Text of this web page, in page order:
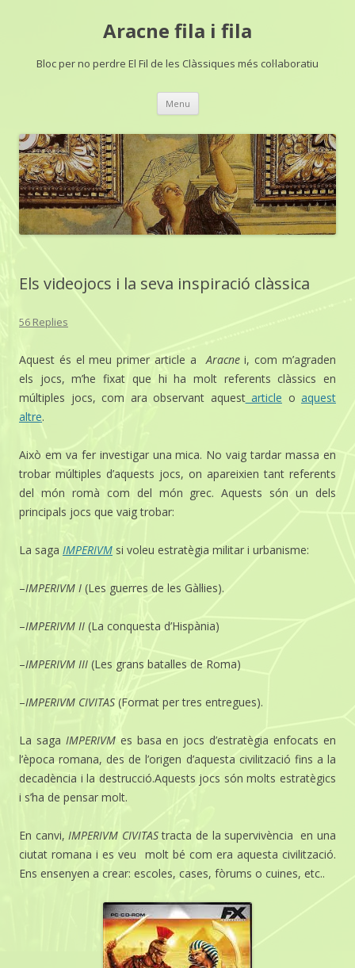
Aracne fila i fila
Bloc per no perdre El Fil de les Clàssiques més col·laboratiu
Menu Skip
Els videojocs i la seva inspiració clàssica
56 Replies
Aquest és el meu primer article a Aracnei, com m’agraden
els jocs, m’he fixat que hi ha molt referents clàssics en
múltiples jocs, com ara observant aquestarticle o aquest
altre.
Això em va fer investigar una mica. No vaig tardar massa en
trobar múltiples d’aquests jocs, on apareixien tant referents
del món romà com del món grec. Aquests són un dels
principals jocs que vaig trobar:
La saga IMPERIVM si voleu estratègia militar i urbanisme:
–IMPERIVM I (Les guerres de les Gàl·lies).
–IMPERIVM II (La conquesta d’Hispània)
–IMPERIVM III (Les grans batalles de Roma)
–IMPERIVM CIVITAS (Format per tres entregues).
La saga IMPERIVMes basa en jocs d’estratègia enfocats en
l’època romana, des de l’origen d’aquesta civilització fins a la
decadència i la destrucció.Aquests jocs són molts estratègics
i s’ha de pensar molt.
En canvi,IMPERIVM CIVITAStracta de la supervivència en una
ciutat romana i es veu molt bé com era aquesta civilització.
Ens ensenyen a crear: escoles, cases, fòrums o cuines, etc..